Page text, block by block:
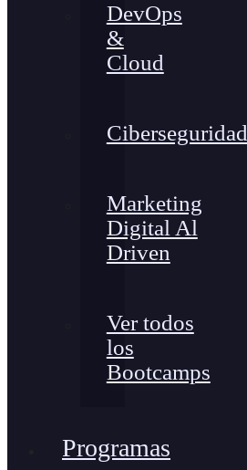
DevOps
&
Cloud
Ciberseguridad
Marketing
Digital Al
Driven
Ver todos
los
Bootcamps
Programas